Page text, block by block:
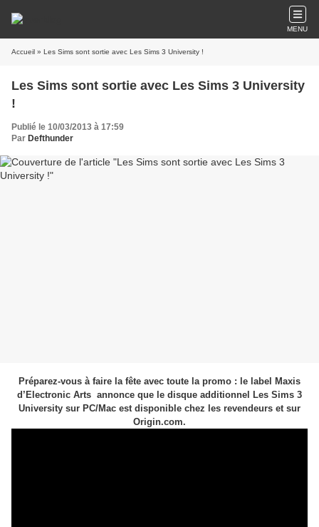
MENU
Accueil » Les Sims sont sortie avec Les Sims 3 University !
Les Sims sont sortie avec Les Sims 3 University
!
Publié le 10/03/2013 à 17:59
Par Defthunder
Préparez-vous à faire la fête avec toute la promo : le label Maxis
d’Electronic Arts annonce que le disque additionnel Les Sims 3
University sur PC/Mac est disponible chez les revendeurs et sur
Origin.com.